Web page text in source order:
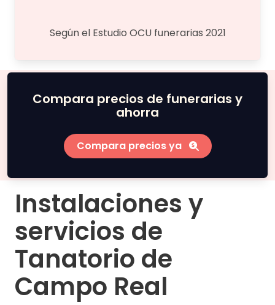
Según el Estudio OCU funerarias 2021
Compara precios de funerarias y
ahorra
Compara precios ya
Instalaciones y
servicios de
Tanatorio de
Campo Real